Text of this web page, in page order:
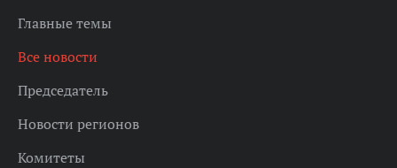
Главные темы
Все новости
Председатель
Новости регионов
Комитеты